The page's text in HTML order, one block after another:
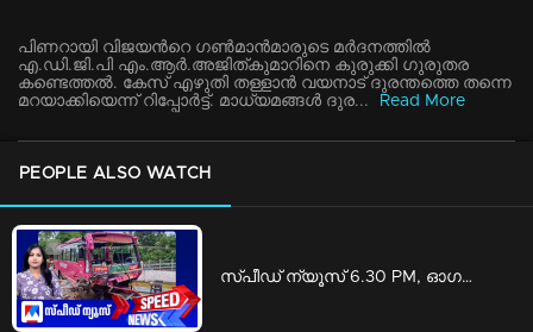
പിണറായി വിജയന്‍റെ ഗണ്‍മാന്‍മാരുടെ മര്‍ദനത്തില്‍
എ.ഡി.ജി.പി എം.ആര്‍.അജിത്കുമാറിനെ കുരുക്കി ഗുരുതര
കണ്ടെത്തല്‍. കേസ് എഴുതി തള്ളാന്‍ വയനാട് ദുരന്തത്തെ തന്നെ
മറയാക്കിയെന്ന് റിപ്പോര്‍ട്ട്. മാധ്യമങ്ങള്‍ ദുര...
Read More
PEOPLE ALSO WATCH
സ്പീഡ് ന്യൂസ് 6.30 PM, ഓഗസ്റ്റ് 06, 2026 | Speed News